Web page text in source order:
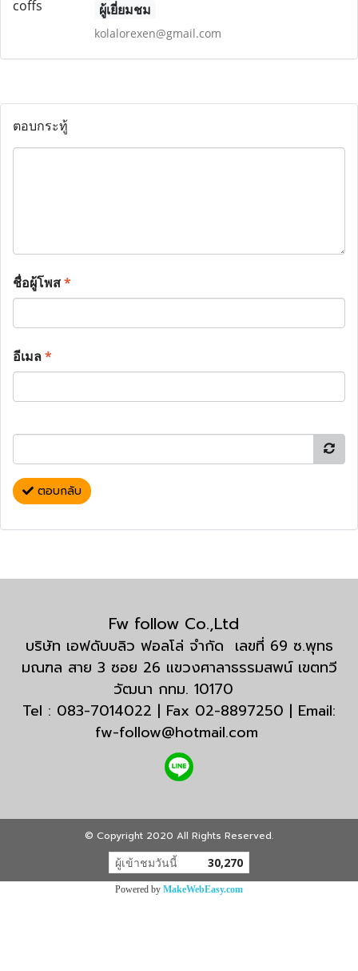
ผู้เยี่ยมชม
kolalorexen@gmail.com
ตอบกระทู้
ชื่อผู้โพส*
อีเมล*
ตอบกลับ
Fw follow Co.,Ltd
บริษัท เอฟดับบลิว ฟอลโล่ จำกัด เลขที่ 69 ซ.พุทธ
มณฑล สาย 3 ซอย 26 แขวงศาลาธรรมสพน์ เขตทวี
วัฒนา กทม. 10170
Tel : 083-7014022 | Fax 02-8897250 | Email:
fw-follow@hotmail.com
© Copyright 2020 All Rights Reserved.
ผู้เข้าชมวันนี้ 30,270
Powered by MakeWebEasy.com